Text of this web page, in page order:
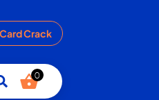
Crack
0